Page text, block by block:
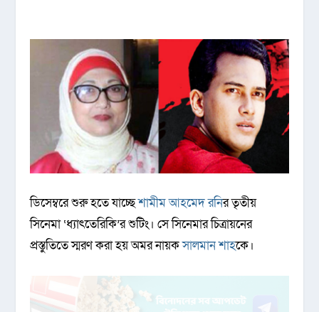
ডিসেম্বরে শুরু হতে যাচ্ছেশামীম আহমেদ রনির তৃতীয়
সিনেমা ‘ধ্যাৎতেরিকি’র শুটিং। সে সিনেমার চিত্রায়নের
প্রস্তুতিতে স্মরণ করা হয় অমর নায়কসালমান শাহকে।